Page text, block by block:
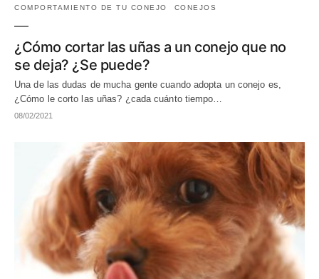
COMPORTAMIENTO DE TU CONEJO CONEJOS
¿Cómo cortar las uñas a un conejo que no
se deja? ¿Se puede?
Una de las dudas de mucha gente cuando adopta un conejo es,
¿Cómo le corto las uñas? ¿cada cuánto tiempo…
08/02/2021